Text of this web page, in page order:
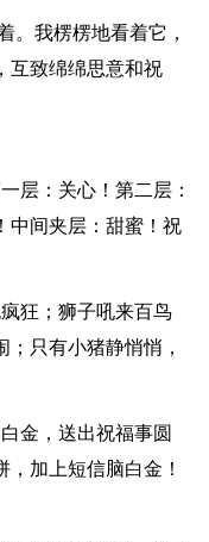
。我楞楞地看着它，
互致绵绵思意和祝
层：关心！第二层：
中间夹层：甜蜜！祝
狂；狮子吼来百鸟
只有小猪静悄悄，
金，送出祝福事圆
加上短信脑白金！